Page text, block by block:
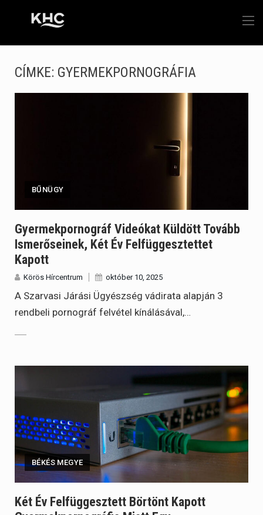
CÍMKE: GYERMEKPORNOGRÁFIA
BŰNÜGY
Gyermekpornográf Videókat Küldött Tovább
Ismerőseinek, Két Év Felfüggesztettet
Kapott
Körös Hírcentrum október 10, 2025
A Szarvasi Járási Ügyészség vádirata alapján 3
rendbeli pornográf felvétel kínálásával,…
BÉKÉS MEGYE
Két Év Felfüggesztett Börtönt Kapott